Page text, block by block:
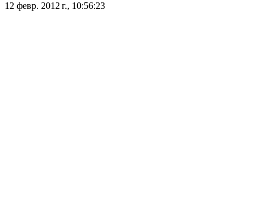
12 февр. 2012 г., 10:56:23